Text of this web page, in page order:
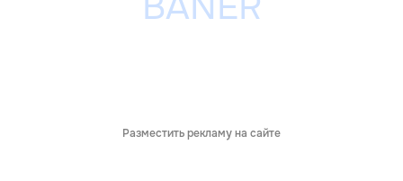
Разместить рекламу на сайте